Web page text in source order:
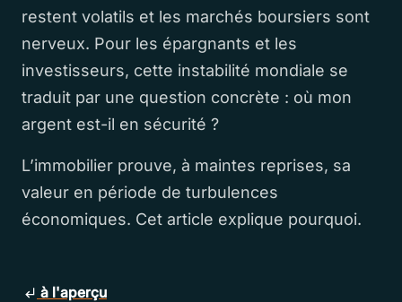
restent volatils et les marchés boursiers sont
nerveux. Pour les épargnants et les
investisseurs, cette instabilité mondiale se
traduit par une question concrète : où mon
argent est-il en sécurité ?
L’immobilier prouve, à maintes reprises, sa
valeur en période de turbulences
économiques. Cet article explique pourquoi.
à l'aperçu